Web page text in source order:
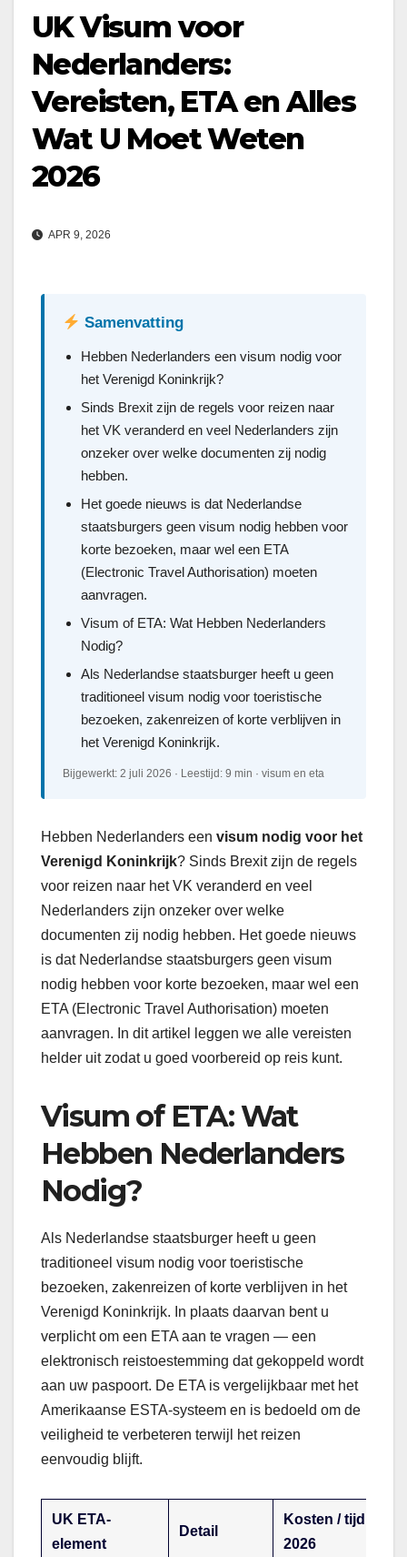
UK Visum voor
Nederlanders:
Vereisten, ETA en Alles
Wat U Moet Weten
2026
APR 9, 2026
Samenvatting
Hebben Nederlanders een visum nodig voor
het Verenigd Koninkrijk?
Sinds Brexit zijn de regels voor reizen naar
het VK veranderd en veel Nederlanders zijn
onzeker over welke documenten zij nodig
hebben.
Het goede nieuws is dat Nederlandse
staatsburgers geen visum nodig hebben voor
korte bezoeken, maar wel een ETA
(Electronic Travel Authorisation) moeten
aanvragen.
Visum of ETA: Wat Hebben Nederlanders
Nodig?
Als Nederlandse staatsburger heeft u geen
traditioneel visum nodig voor toeristische
bezoeken, zakenreizen of korte verblijven in
het Verenigd Koninkrijk.
Bijgewerkt: 2 juli 2026 · Leestijd: 9 min · visum en eta
Hebben Nederlanders een visum nodig voor het
Verenigd Koninkrijk? Sinds Brexit zijn de regels
voor reizen naar het VK veranderd en veel
Nederlanders zijn onzeker over welke
documenten zij nodig hebben. Het goede nieuws
is dat Nederlandse staatsburgers geen visum
nodig hebben voor korte bezoeken, maar wel een
ETA (Electronic Travel Authorisation) moeten
aanvragen. In dit artikel leggen we alle vereisten
helder uit zodat u goed voorbereid op reis kunt.
Visum of ETA: Wat
Hebben Nederlanders
Nodig?
Als Nederlandse staatsburger heeft u geen
traditioneel visum nodig voor toeristische
bezoeken, zakenreizen of korte verblijven in het
Verenigd Koninkrijk. In plaats daarvan bent u
verplicht om een ETA aan te vragen — een
elektronisch reistoestemming dat gekoppeld wordt
aan uw paspoort. De ETA is vergelijkbaar met het
Amerikaanse ESTA-systeem en is bedoeld om de
veiligheid te verbeteren terwijl het reizen
eenvoudig blijft.
UK ETA-
element
Detail
Kosten / tijd
2026